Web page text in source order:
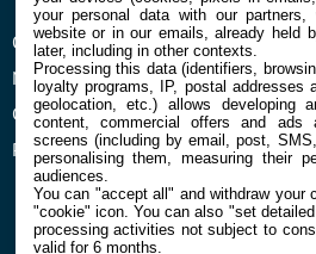
Qui sommes nous
Mentions légales et CGU
Confidentialité et Cookies
Préférences cookies
La
your personal data with our partners,
website or in our emails, already held
later, including in other contexts.
Processing this data (identifiers,
loyalty programs, IP, postal addresses
geolocation, etc.) allows developing
content, commercial offers and ads
screens (including by email, post,
personalising them, measuring their
audiences.
You can "accept all" and withdraw your
"cookie" icon. You can also "set
processing activities not subject to
valid for 6 months.